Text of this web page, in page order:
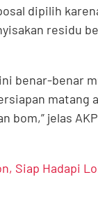
dipilih
residu
benar-benar
matang
bom,” jelas
Siap Hadapi